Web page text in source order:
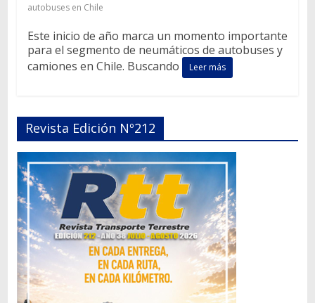
autobuses en Chile
Este inicio de año marca un momento importante
para el segmento de neumáticos de autobuses y
camiones en Chile. Buscando
Leer más
Revista Edición Nº212